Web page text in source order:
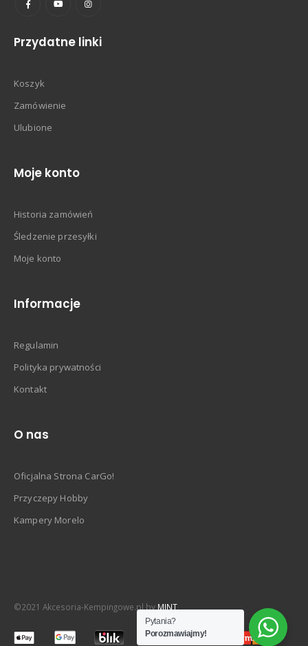
Przydatne linki
Koszyk
Zamówienie
Ulubione
Moje konto
Historia zamówień
Śledzenie przesyłki
Moje konto
Informacje
Regulamin
Polityka prywatności
Kontakt
O nas
Oficjalna Strona CarGo!
Przyczepy Hobby
Kampery Morelo
©2021 Akcesoria-Kempingowe.pl byMINT
Pytania?
Porozmawiajmy!